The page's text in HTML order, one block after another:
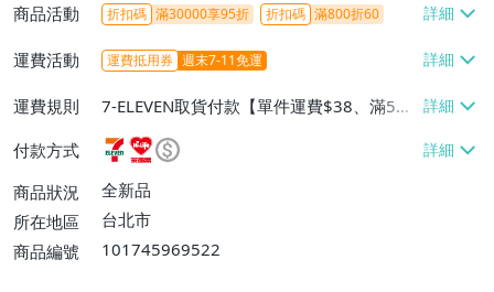
商品活動 折扣碼 滿30000享95折 折扣碼 滿800折60
運費活動 運費抵用券 週末7-11免運
運費規則
7-ELEVEN取貨付款【單件運費$38、滿5件
或消費滿$1298免運費】、7-ELEVEN取貨
不付款【免運費】、萊爾富取貨付款【單件
運費$60、滿5件或消費滿$1298免運
費】、宅配/貨運【單件運費$120、滿5件
付款方式
商品狀況
全新品
所在地區
台北市
商品編號
101745969522